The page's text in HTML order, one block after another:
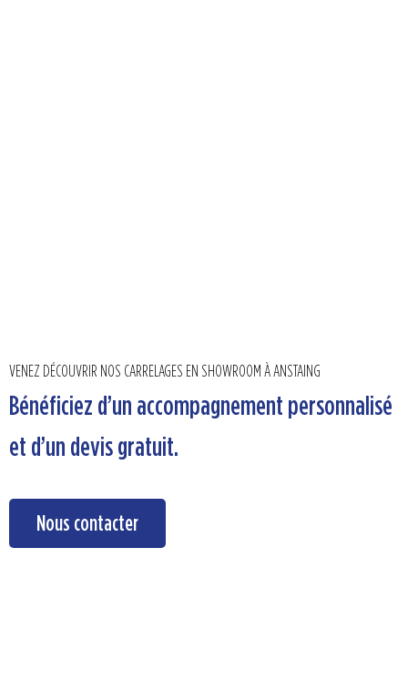
VENEZ DÉCOUVRIR NOS CARRELAGES EN SHOWROOM À ANSTAING
Bénéficiez d’un accompagnement personnalisé
et d’un devis gratuit.
Nous contacter